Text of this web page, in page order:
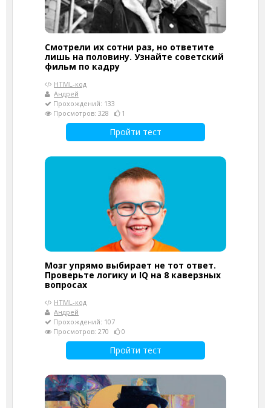
Смотрели их сотни раз, но ответите
лишь на половину. Узнайте советский
фильм по кадру
HTML-код
Андрей
Прохождений: 133
Просмотров: 328
1
Пройти тест
Мозг упрямо выбирает не тот ответ.
Проверьте логику и IQ на 8 каверзных
вопросах
HTML-код
Андрей
Прохождений: 107
Просмотров: 270
0
Пройти тест